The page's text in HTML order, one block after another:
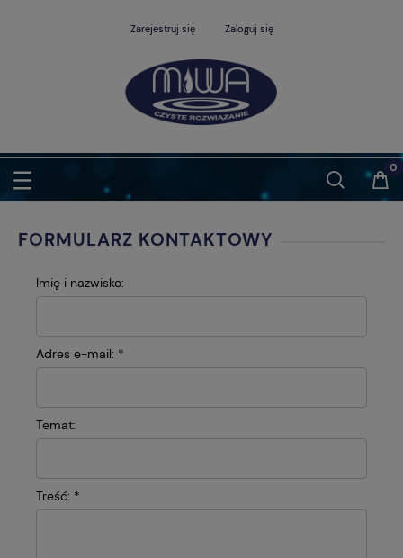
Zarejestruj się Zaloguj się
FORMULARZ KONTAKTOWY
Imię i nazwisko:
Adres e-mail: *
Temat:
Treść: *